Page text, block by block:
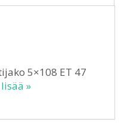
5×108 ET 47
»